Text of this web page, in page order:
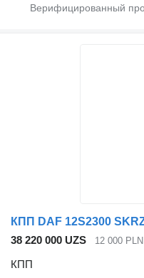
38 220 000 UZS 12 000 PLN
КПП